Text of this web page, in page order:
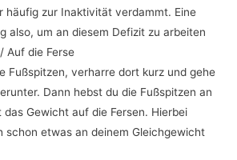
häufig zur Inaktivität verdammt. Eine
also, um an diesem Defizit zu arbeiten
Auf die Ferse
Fußspitzen, verharre dort kurz und gehe
Dann hebst du die Fußspitzen an
das Gewicht auf die Fersen. Hierbei
schon etwas an deinem Gleichgewicht